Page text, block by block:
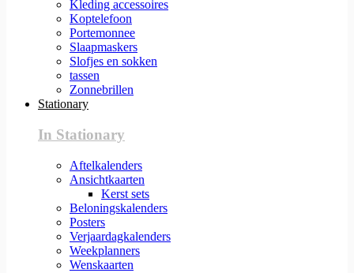
Kleding accessoires
Koptelefoon
Portemonnee
Slaapmaskers
Slofjes en sokken
tassen
Zonnebrillen
Stationary
In Stationary
Aftelkalenders
Ansichtkaarten
Kerst sets
Beloningskalenders
Posters
Verjaardagkalenders
Weekplanners
Wenskaarten